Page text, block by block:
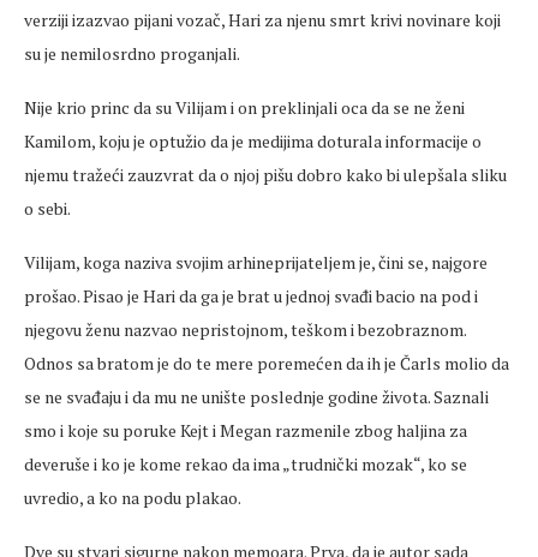
verziji izazvao pijani vozač, Hari za njenu smrt krivi novinare koji
su je nemilosrdno proganjali.
Nije krio princ da su Vilijam i on preklinjali oca da se ne ženi
Kamilom, koju je optužio da je medijima doturala informacije o
njemu tražeći zauzvrat da o njoj pišu dobro kako bi ulepšala sliku
o sebi.
Vilijam, koga naziva svojim arhineprijateljem je, čini se, najgore
prošao. Pisao je Hari da ga je brat u jednoj svađi bacio na pod i
njegovu ženu nazvao nepristojnom, teškom i bezobraznom.
Odnos sa bratom je do te mere poremećen da ih je Čarls molio da
se ne svađaju i da mu ne unište poslednje godine života. Saznali
smo i koje su poruke Kejt i Megan razmenile zbog haljina za
deveruše i ko je kome rekao da ima „trudnički mozak“, ko se
uvredio, a ko na podu plakao.
Dve su stvari sigurne nakon memoara. Prva, da je autor sada